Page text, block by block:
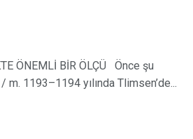
ÖNEMLİ BİR ÖLÇÜ Önce şu
m. 1193–1194 yılında Tlimsen’de...